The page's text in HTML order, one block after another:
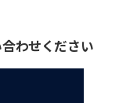
わせください